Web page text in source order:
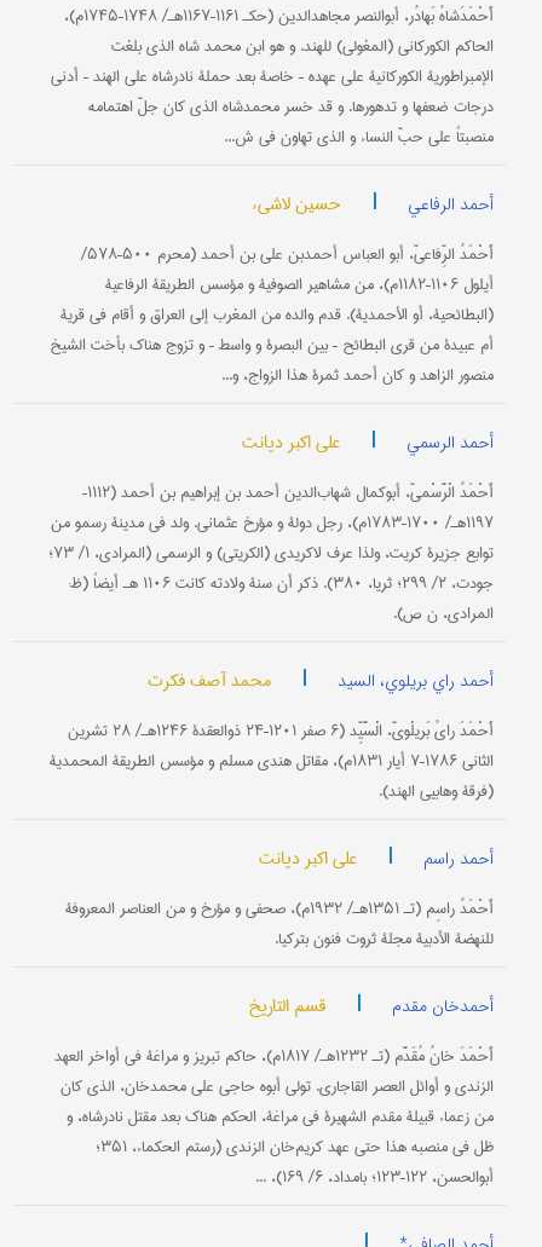
أَحْمَدَشاهُ بَهادُر، أبوالنصر مجاهدالدین (حکـ ۱۱۶۱–۱۱۶۷هـ/ ۱۷۴۸–۱۷۴۵م)،
الحاکم الکورکاني (المغولي) للهند. و هو ابن محمد شاه الذي بلغت
الإمبراطوریة الکورکانیة علی عهده – خاصة بعد حملة نادرشاه علی الهند – أدنی
درجات ضعفها و تدهورها. و قد خسر محمدشاه الذي کان جلّ اهتمامه
منصبتاً علی حبّ النساء و الذي تهاون في ش...
أحمد الرفاعي | حسین لاشیء
أَحْمَدُ الرِّفاعيّ، أبو العباس أحمدبن علي بن أحمد (محرم ۵۰۰–۵۷۸/
أیلول ۱۱۰۶–۱۱۸۲م)، من مشاهیر الصوفیة و مؤسس الطریقة الرفاعیة
(البطائحیة، أو الأحمدیة). قدم والده من المغرب إلی العراق و أقام في قریة
أم عبیدة من قری البطائح – بین البصرة و واسط – و تزوج هناک بأخت الشیخ
منصور الزاهد و کان أحمد ثمرة هذا الزواج، و...
أحمد الرسمي | علی اکبر دیانت
أَحْمَدُ الْرَّسْميّ، أبوکمال شهاب‌الدین أحمد بن إبراهیم بن أحمد (۱۱۱۲–
۱۱۹۷هـ/ ۱۷۰۰–۱۷۸۳م)، رجل دولة و مؤرخ عثماني. ولد في مدینة رسمو من
توابع جزیرة کریت، ولذا عرف لاکریدي (الکریتي) و الرسمي (المرادي، ۱/ ۷۳؛
جودت، ۲/ ۲۹۹؛ ثریا، ۳۸۰). ذکر أن سنة ولادته کانت ۱۱۰۶ هـ أیضاً (ظ:
المرادي، ن ص).
أحمد راي بریلوي، السید | محمد آصف فکرت
أَحْمَدَ رايُ بَریلْويّ، الْسَّیِّد (۶ صفر ۱۲۰۱–۲۴ ذوالعقدة ۱۲۴۶هـ/ ۲۸ تشرین
الثاني ۱۷۸۶–۷ أیار ۱۸۳۱م)، مقاتل هندي مسلم و مؤسس الطریقة المحمدیة
(فرقة وهابیي الهند).
أحمد راسم | علی اکبر دیانت
أَحْمَدُ راسِم (تـ ۱۳۵۱هـ/ ۱۹۳۲م)، صحفي و مؤرخ و من العناصر المعروفة
للنهضة الأدبیة مجلة ثروت فنون بترکیا.
أحمدخان مقدم | قسم التاریخ
أَحْمَدَ خانُ مُقَدَّم (تـ ۱۲۳۲هـ/ ۱۸۱۷م)، حاکم تبریز و مراغة في أواخر العهد
الزندي و أوائل العصر القاجاري. تولی أبوه حاجي علي محمدخان، الذي کان
من زعماء قبیلة مقدم الشهیرة في مراغة، الحکم هناک بعد مقتل نادرشاه، و
ظل في منصبه هذا حتی عهد کریم‌خان الزندي (رستم الحکماء، ۳۵۱؛
أبوالحسن، ۱۲۲–۱۲۳؛ بامداد، ۶/ ۱۶۹)، ...